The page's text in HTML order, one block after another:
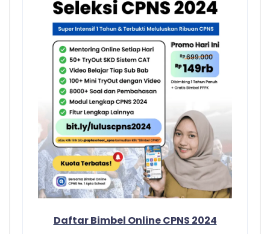
Daftar Bimbel Online CPNS 2024